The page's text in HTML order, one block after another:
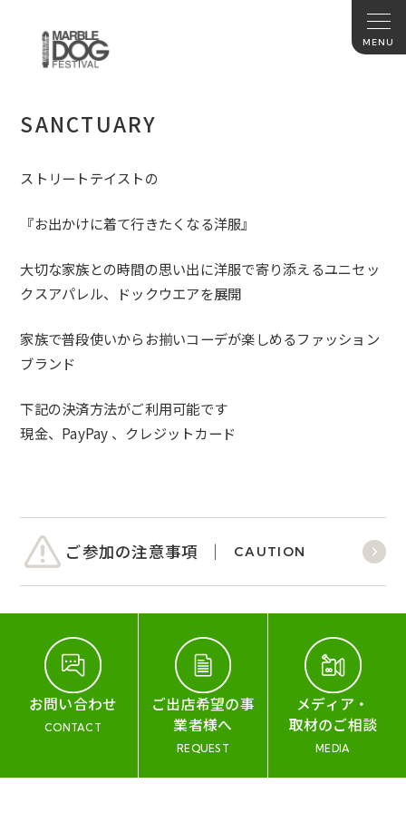
SANCTUARY
ストリートテイストの
『お出かけに着て行きたくなる洋服』
大切な家族との時間の思い出に洋服で寄り添えるユニセッ
クスアパレル、ドックウエアを展開
家族で普段使いからお揃いコーデが楽しめるファッション
ブランド
下記の決済方法がご利用可能です
現金、PayPay 、クレジットカード
ご参加の注意事項 CAUTION
お問い合わせ
CONTACT
ご出店希望の事
業者様へ
REQUEST
メディア・
取材のご相談
MEDIA